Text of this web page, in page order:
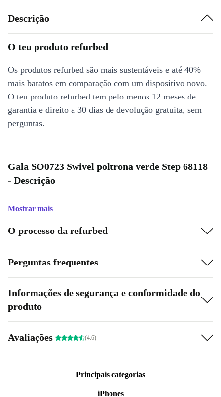
Descrição
O teu produto refurbed
Os produtos refurbed são mais sustentáveis e até 40%
mais baratos em comparação com um dispositivo novo.
O teu produto refurbed tem pelo menos 12 meses de
garantia e direito a 30 dias de devolução gratuita, sem
perguntas.
Gala SO0723 Swivel poltrona verde Step 68118
- Descrição
Mostrar mais
O processo da refurbed
Perguntas frequentes
Informações de segurança e conformidade do
produto
Avaliações (4.6)
Principais categorias
iPhones